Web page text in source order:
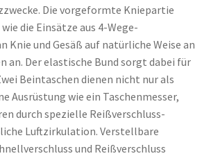
Die vorgeformte Kniepartie
die Einsätze aus 4-Wege-
Knie und Gesäß auf natürliche Weise an
an. Der elastische Bund sorgt dabei für
Beintaschen dienen nicht nur als
Ausrüstung wie ein Taschenmesser,
durch spezielle Reißverschluss-
Luftzirkulation. Verstellbare
und Reißverschluss